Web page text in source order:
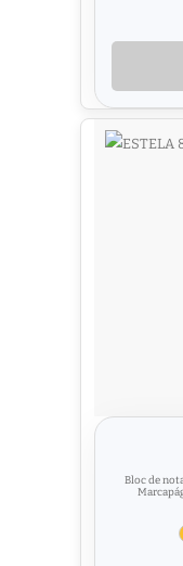
Bloc de